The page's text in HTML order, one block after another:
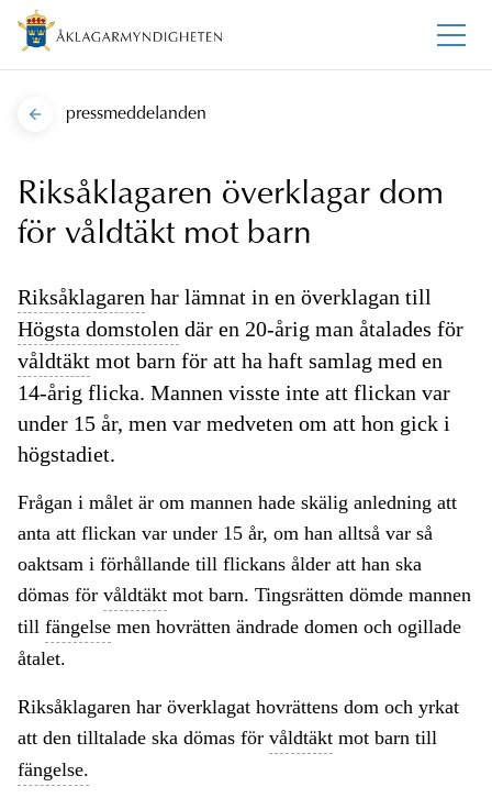
pressmeddelanden
Riksåklagaren överklagar dom
för våldtäkt mot barn
Riksåklagaren har lämnat in en överklagan till
Högsta domstolen där en 20-årig man åtalades för
våldtäkt mot barn för att ha haft samlag med en
14-årig flicka. Mannen visste inte att flickan var
under 15 år, men var medveten om att hon gick i
högstadiet.
Frågan i målet är om mannen hade skälig anledning att
anta att flickan var under 15 år, om han alltså var så
oaktsam i förhållande till flickans ålder att han ska
dömas för våldtäkt mot barn. Tingsrätten dömde mannen
till fängelse men hovrätten ändrade domen och ogillade
åtalet.
Riksåklagaren har överklagat hovrättens dom och yrkat
att den tilltalade ska dömas för våldtäkt mot barn till
fängelse.